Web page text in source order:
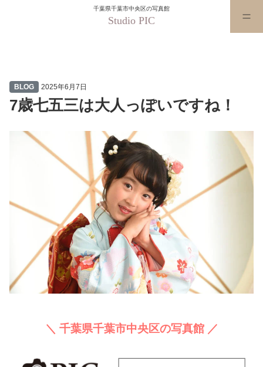
千葉県千葉市中央区の写真館
Studio PIC
BLOG 2025年6月7日
7歳七五三は大人っぽいですね！
＼ 千葉県千葉市中央区の写真館 ／